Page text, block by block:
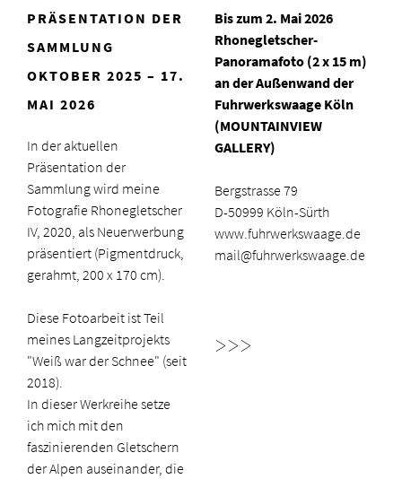
PRÄSENTATION DER
SAMMLUNG
OKTOBER 2025 – 17.
MAI 2026
In der aktuellen
Präsentation der
Sammlung wird meine
Fotografie Rhonegletscher
IV, 2020, als Neuerwerbung
präsentiert (Pigmentdruck,
gerahmt, 200 x 170 cm).
Diese Fotoarbeit ist Teil
meines Langzeitprojekts
"Weiß war der Schnee" (seit
2018).
In dieser Werkreihe setze
ich mich mit den
faszinierenden Gletschern
der Alpen auseinander, die
Bis zum 2. Mai 2026
Rhonegletscher-
Panoramafoto (2 x 15 m)
an der Außenwand der
Fuhrwerkswaage Köln
(MOUNTAINVIEW
GALLERY)
Bergstrasse 79
D-50999 Köln-Sürth
www.fuhrwerkswaage.de
mail@fuhrwerkswaage.de
>>>